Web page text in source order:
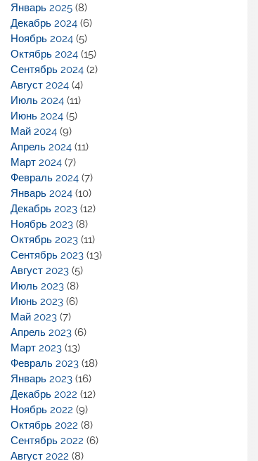
Январь 2025 (8)
Декабрь 2024 (6)
Ноябрь 2024 (5)
Октябрь 2024 (15)
Сентябрь 2024 (2)
Август 2024 (4)
Июль 2024 (11)
Июнь 2024 (5)
Май 2024 (9)
Апрель 2024 (11)
Март 2024 (7)
Февраль 2024 (7)
Январь 2024 (10)
Декабрь 2023 (12)
Ноябрь 2023 (8)
Октябрь 2023 (11)
Сентябрь 2023 (13)
Август 2023 (5)
Июль 2023 (8)
Июнь 2023 (6)
Май 2023 (7)
Апрель 2023 (6)
Март 2023 (13)
Февраль 2023 (18)
Январь 2023 (16)
Декабрь 2022 (12)
Ноябрь 2022 (9)
Октябрь 2022 (8)
Сентябрь 2022 (6)
Август 2022 (8)